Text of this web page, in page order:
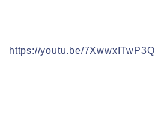
https://youtu.be/7XwwxITwP3Q